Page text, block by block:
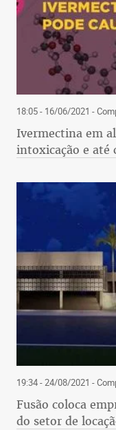
18:05 - 16/06/2021 -
Ivermectina em
intoxicação e até
19:34 - 24/08/2021 -
Fusão coloca
do setor de